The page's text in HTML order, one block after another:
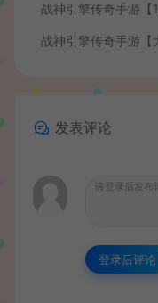
发表评论
登录后评论